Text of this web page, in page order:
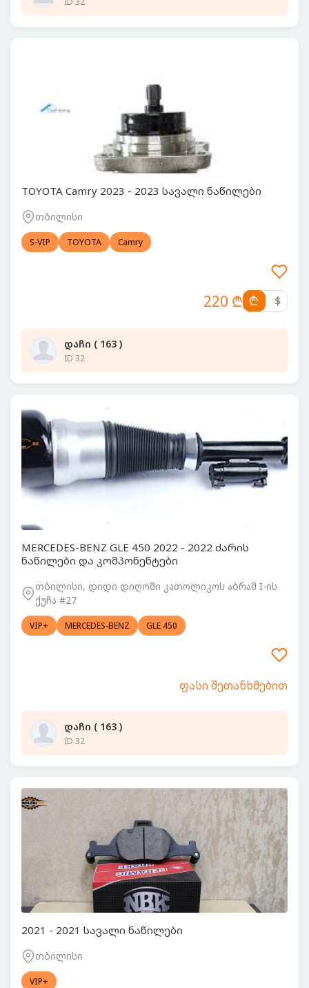
TOYOTA Camry 2023 - 2023 სავალი ნაწილები
თბილისი
S-VIP TOYOTA Camry
220 ₾ ₾ $
დაჩი ( 163 )
ID 32
MERCEDES-BENZ GLE 450 2022 - 2022 ძარის
ნაწილები და კომპონენტები
თბილისი, დიდი დიღომი კათოლიკოს აბრამ I-ის
ქუჩა #27
VIP+ MERCEDES-BENZ GLE 450
ფასი შეთანხმებით
დაჩი ( 163 )
ID 32
2021 - 2021 სავალი ნაწილები
თბილისი
VIP+